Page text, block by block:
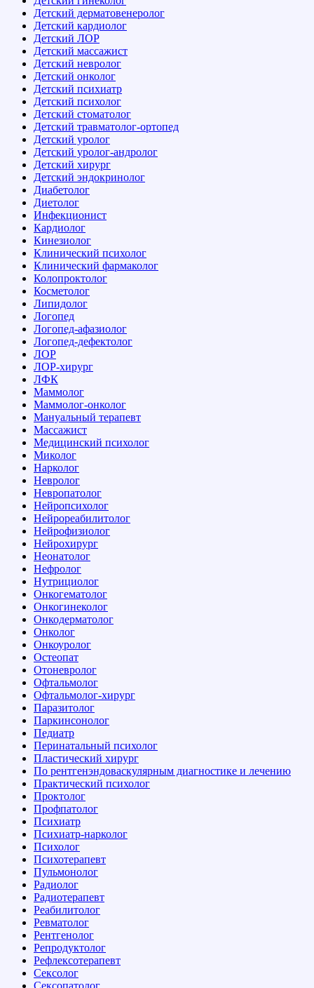
Детский дерматовенеролог
Детский кардиолог
Детский ЛОР
Детский массажист
Детский невролог
Детский онколог
Детский психиатр
Детский психолог
Детский стоматолог
Детский травматолог-ортопед
Детский уролог
Детский уролог-андролог
Детский хирург
Детский эндокринолог
Диабетолог
Диетолог
Инфекционист
Кардиолог
Кинезиолог
Клинический психолог
Клинический фармаколог
Колопроктолог
Косметолог
Липидолог
Логопед
Логопед-афазиолог
Логопед-дефектолог
ЛОР
ЛОР-хирург
ЛФК
Маммолог
Маммолог-онколог
Мануальный терапевт
Массажист
Медицинский психолог
Миколог
Нарколог
Невролог
Невропатолог
Нейропсихолог
Нейрореабилитолог
Нейрофизиолог
Нейрохирург
Неонатолог
Нефролог
Нутрициолог
Онкогематолог
Онкогинеколог
Онкодерматолог
Онколог
Онкоуролог
Остеопат
Отоневролог
Офтальмолог
Офтальмолог-хирург
Паразитолог
Паркинсонолог
Педиатр
Перинатальный психолог
Пластический хирург
По рентгенэндоваскулярным диагностике и лечению
Практический психолог
Проктолог
Профпатолог
Психиатр
Психиатр-нарколог
Психолог
Психотерапевт
Пульмонолог
Радиолог
Радиотерапевт
Реабилитолог
Ревматолог
Рентгенолог
Репродуктолог
Рефлексотерапевт
Сексолог
Сексопатолог